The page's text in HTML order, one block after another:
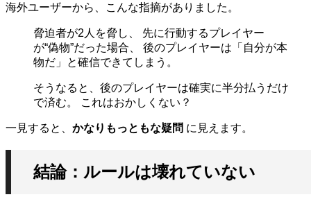
海外ユーザーから、こんな指摘がありました。
脅迫者が2人を脅し、 先に行動するプレイヤー
が“偽物”だった場合、 後のプレイヤーは「自分が本
物だ」と確信できてしまう。
そうなると、後のプレイヤーは確実に半分払うだけ
で済む。 これはおかしくない？
一見すると、 かなりもっともな疑問 に見えます。
結論：ルールは壊れていない